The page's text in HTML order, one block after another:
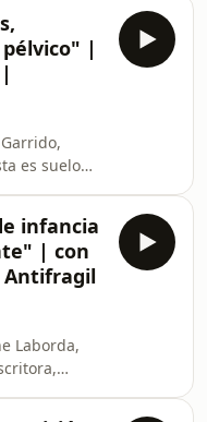
en el
de vida
total.
yayabushcraft/
Este
|
es suelo
rociopowerpelvico/
del
venir de
de suelo
valorado
Suscríbete
infancia
| con
Antifragil
Laborda,